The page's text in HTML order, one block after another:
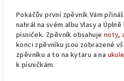
Pokáčův první zpěvník Vám
nahrál na svém albu Vlasy a
písniček. Zpěvník obsahuje noty,
konci zpěvníku jsou zobrazené
zpěvníku a to na kytaru a na
k písničkám.